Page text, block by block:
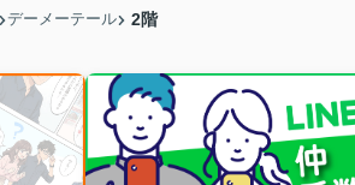
デーメーテール 2階